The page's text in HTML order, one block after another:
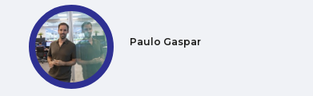
Paulo Gaspar